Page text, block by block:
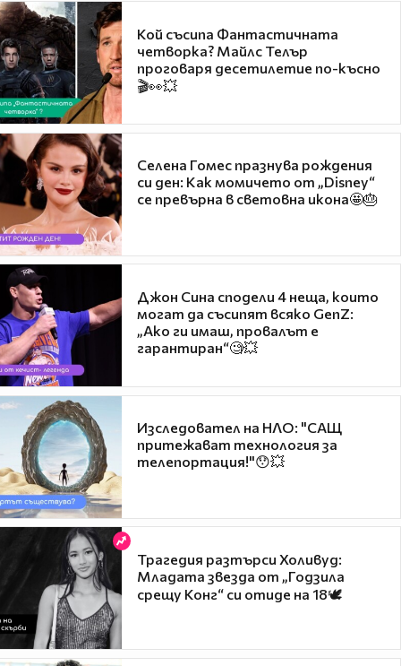
Кой съсипа Фантастичната
четворка? Майлс Телър
проговаря десетилетие по-късно
🎬👀💥
Селена Гомес празнува рождения
си ден: Как момичето от „Disney“
се превърна в световна икона🤩🎂
Джон Сина сподели 4 неща, които
могат да съсипят всяко GenZ:
„Ако ги имаш, провалът е
гарантиран“🧐💥
Изследовател на НЛО: "САЩ
притежават технология за
телепортация!"😯💥
Трагедия разтърси Холивуд:
Младата звезда от „Годзила
срещу Конг“ си отиде на 18🕊️